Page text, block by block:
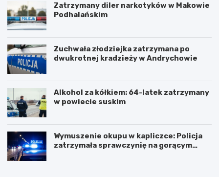
Zatrzymany diler narkotyków w Makowie
Podhalańskim
Zuchwała złodziejka zatrzymana po
dwukrotnej kradzieży w Andrychowie
Alkohol za kółkiem: 64-latek zatrzymany
w powiecie suskim
Wymuszenie okupu w kapliczce: Policja
zatrzymała sprawczynię na gorącym
Z
Z